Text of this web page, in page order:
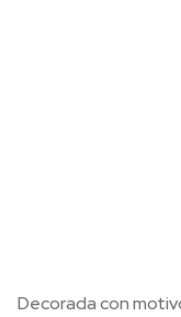
Decorada con